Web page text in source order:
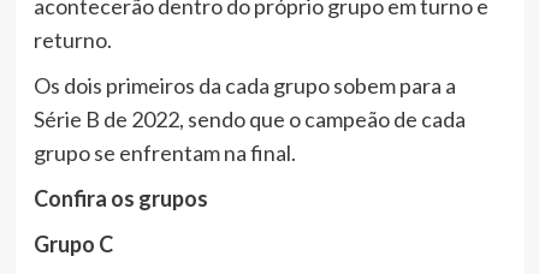
acontecerão dentro do próprio grupo em turno e
returno.
Os dois primeiros da cada grupo sobem para a
Série B de 2022, sendo que o campeão de cada
grupo se enfrentam na final.
Confira os grupos
Grupo C